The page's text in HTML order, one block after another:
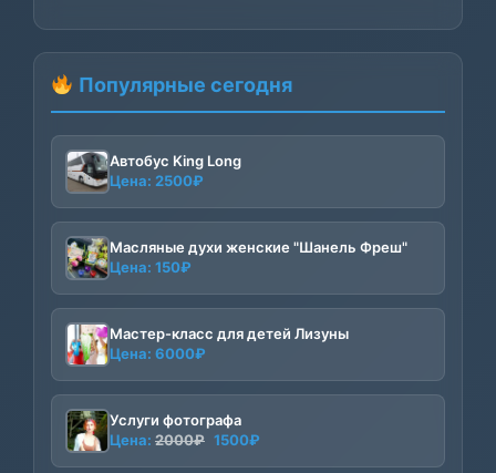
Популярные сегодня
Автобус King Long
Цена: 2500₽
Масляные духи женские "Шанель Фреш"
Цена: 150₽
Мастер-класс для детей Лизуны
Цена: 6000₽
Услуги фотографа
Цена: 2000₽ Первоначальная
1500₽